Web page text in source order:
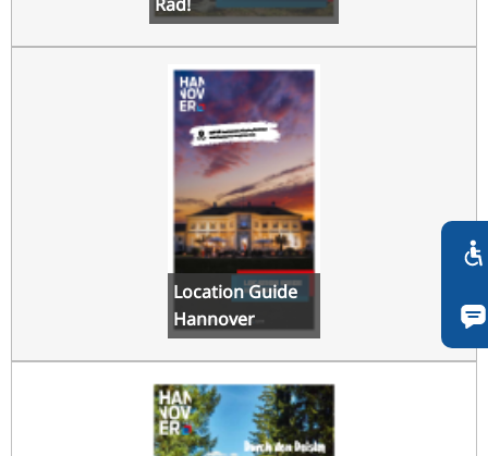
Location Guide
Hannover